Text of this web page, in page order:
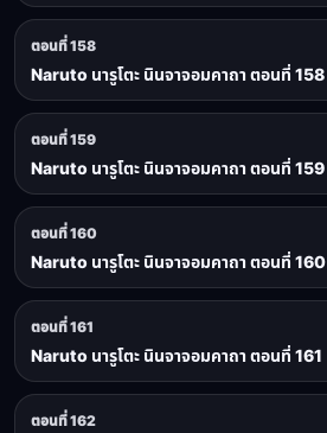
ตอนที่ 158
Naruto นารูโตะ นินจาจอมคาถา ตอนที่ 158
ตอนที่ 159
Naruto นารูโตะ นินจาจอมคาถา ตอนที่ 159
ตอนที่ 160
Naruto นารูโตะ นินจาจอมคาถา ตอนที่ 160
ตอนที่ 161
Naruto นารูโตะ นินจาจอมคาถา ตอนที่ 161
ตอนที่ 162